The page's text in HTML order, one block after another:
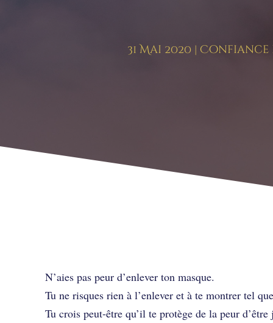
31 Mai 2020 | Confiance
N’aies pas peur d’enlever ton masque.
Tu ne risques rien à l’enlever et à te montrer tel
Tu crois peut-être qu’il te protège de la peur